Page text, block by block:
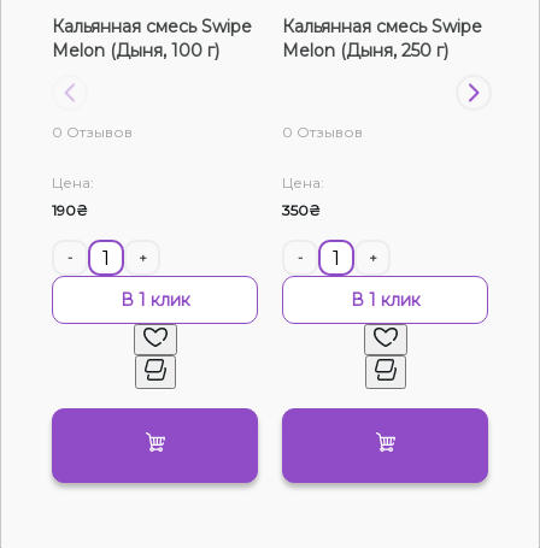
Жидкости для электронных сигарет
Подарочные наборы
Артикул:
Кальянная чайная смесь Space Tea Nash
Кальянная смесь Swipe
Melon (Дыня, 100 г)
0 Отзывов
Цена:
190₴
- +
В 1 клик
Кальянная смесь Swipe
Melon (Дыня, 250 г)
0 Отзывов
Цена:
350₴
- +
В 1 клик